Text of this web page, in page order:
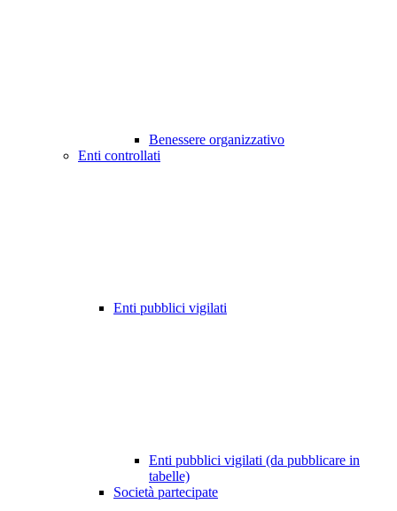
Benessere organizzativo
Enti controllati
Enti pubblici vigilati
Enti pubblici vigilati (da pubblicare in
tabelle)
Società partecipate